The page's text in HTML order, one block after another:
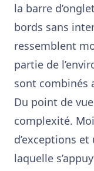
la barre
bords sans
ressemblent
partie de
sont combinés
Du point de
complexité.
d’exceptions
laquelle